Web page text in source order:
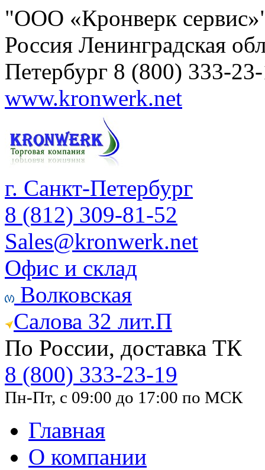
"ООО «Кронверк
Россия Ленинградская
Петербург 8 (800) 333-
www.kronwerk.net
г. Санкт-Петербург
8 (812) 309-81-52
Sales@kronwerk.net
Офис и склад
Волковская
Салова 32 лит.П
По России, доставка ТК
8 (800) 333-23-19
Пн-Пт, с 09:00 до 17:00 по МСК
Главная
О компании